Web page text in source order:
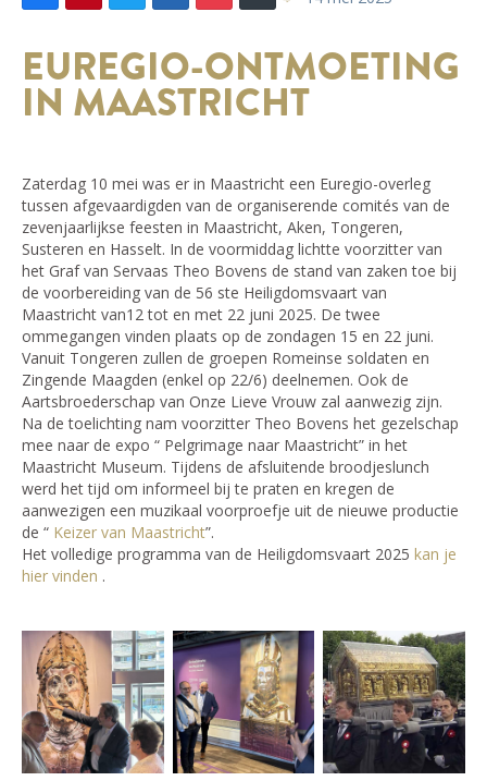
EUREGIO-ONTMOETING
IN MAASTRICHT
Zaterdag 10 mei was er in Maastricht een Euregio-overleg
tussen afgevaardigden van de organiserende comités van de
zevenjaarlijkse feesten in Maastricht, Aken, Tongeren,
Susteren en Hasselt. In de voormiddag lichtte voorzitter van
het Graf van Servaas Theo Bovens de stand van zaken toe bij
de voorbereiding van de 56 ste Heiligdomsvaart van
Maastricht van12 tot en met 22 juni 2025. De twee
ommegangen vinden plaats op de zondagen 15 en 22 juni.
Vanuit Tongeren zullen de groepen Romeinse soldaten en
Zingende Maagden (enkel op 22/6) deelnemen. Ook de
Aartsbroederschap van Onze Lieve Vrouw zal aanwezig zijn.
Na de toelichting nam voorzitter Theo Bovens het gezelschap
mee naar de expo “ Pelgrimage naar Maastricht” in het
Maastricht Museum. Tijdens de afsluitende broodjeslunch
werd het tijd om informeel bij te praten en kregen de
aanwezigen een muzikaal voorproefje uit de nieuwe productie
de “ Keizer van Maastricht”.
Het volledige programma van de Heiligdomsvaart 2025 kan je
hier vinden .